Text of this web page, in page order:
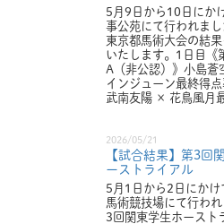
5月9日から10日にか
事公苑にて行われまし
東京都馬術大会の結
いたします。1日目《
A（非公認）》小島蒼
インジューン最終得
武南友陽 × 花鳥風月
2026/05/21
【試合結果】第3回
ーストライアル
5月1日から2日にかけ
馬術競技場にて行わ
3回関東学生ホースト